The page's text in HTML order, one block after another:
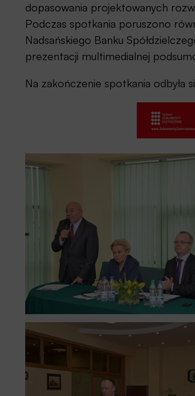
dopasowania projektowanych
Podczas spotkania poruszono
Nadsańskiego Banku
prezentacji multimedialnej
Na zakończenie spotkania odbyła